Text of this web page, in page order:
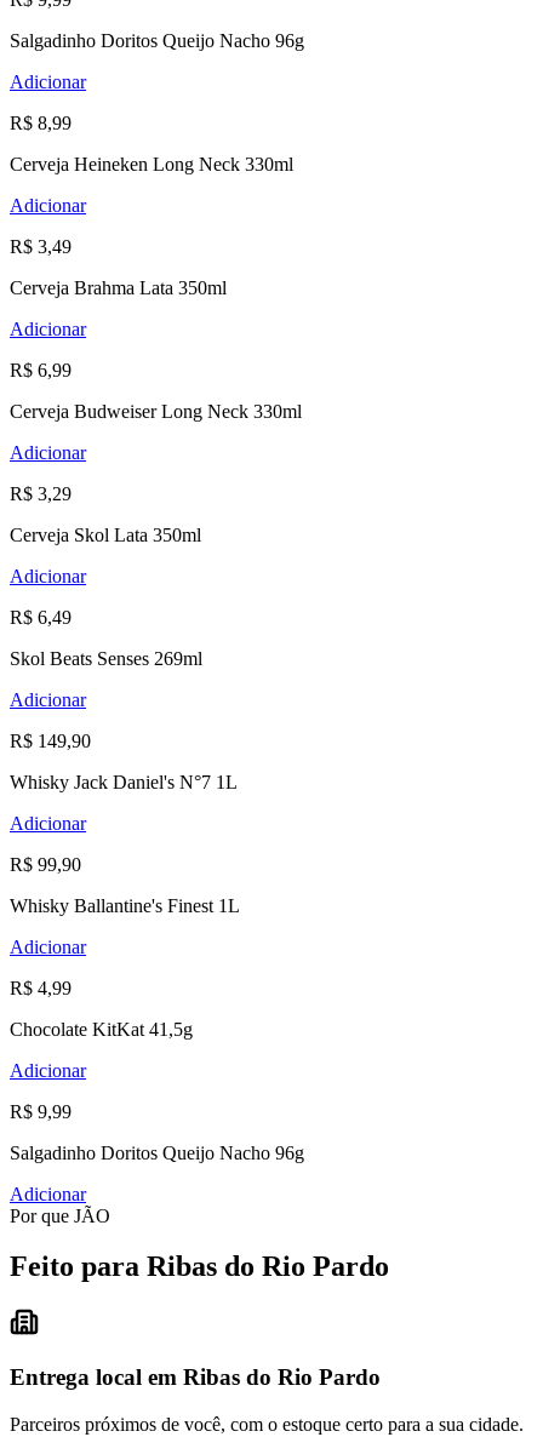
Salgadinho Doritos Queijo Nacho 96g
Adicionar
R$ 8,99
Cerveja Heineken Long Neck 330ml
Adicionar
R$ 3,49
Cerveja Brahma Lata 350ml
Adicionar
R$ 6,99
Cerveja Budweiser Long Neck 330ml
Adicionar
R$ 3,29
Cerveja Skol Lata 350ml
Adicionar
R$ 6,49
Skol Beats Senses 269ml
Adicionar
R$ 149,90
Whisky Jack Daniel's N°7 1L
Adicionar
R$ 99,90
Whisky Ballantine's Finest 1L
Adicionar
R$ 4,99
Chocolate KitKat 41,5g
Adicionar
R$ 9,99
Salgadinho Doritos Queijo Nacho 96g
Adicionar
Por que JÃO
Feito para Ribas do Rio Pardo
Entrega local em Ribas do Rio Pardo
Parceiros próximos de você, com o estoque certo para a sua cidade.